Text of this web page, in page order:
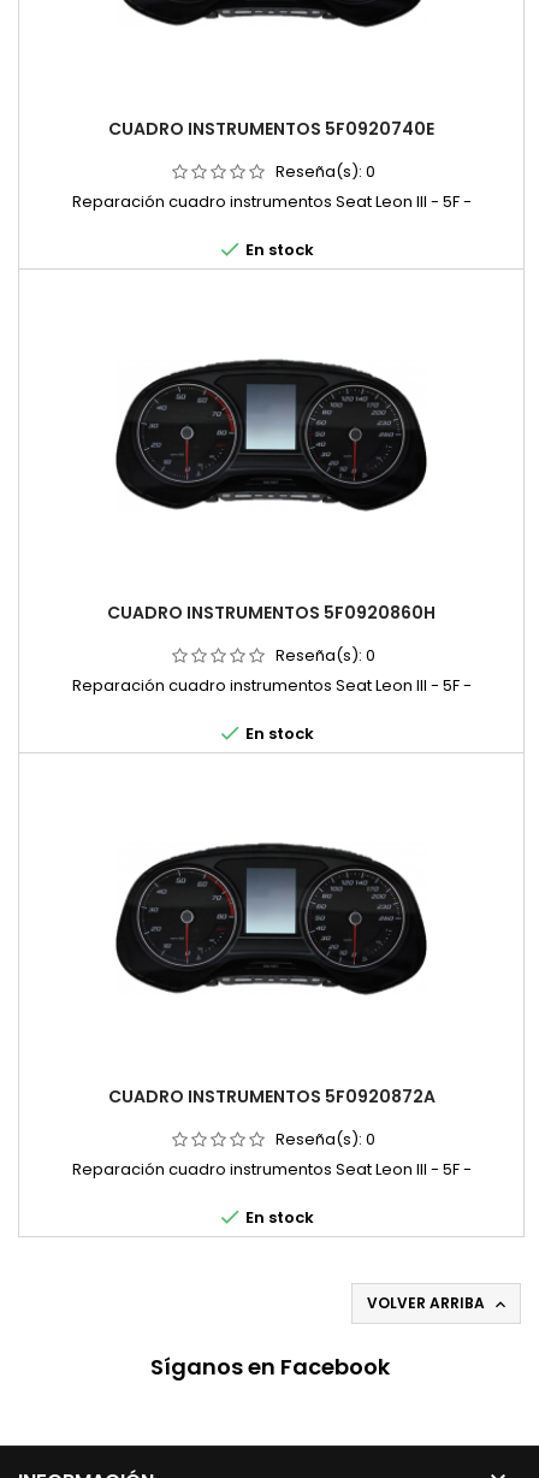
CUADRO INSTRUMENTOS 5F0920740E
Reseña(s): 0
Reparación cuadro instrumentos Seat Leon III - 5F -
 En stock
CUADRO INSTRUMENTOS 5F0920860H
Reseña(s): 0
Reparación cuadro instrumentos Seat Leon III - 5F -
 En stock
CUADRO INSTRUMENTOS 5F0920872A
Reseña(s): 0
Reparación cuadro instrumentos Seat Leon III - 5F -
 En stock
VOLVER ARRIBA 
Síganos en Facebook